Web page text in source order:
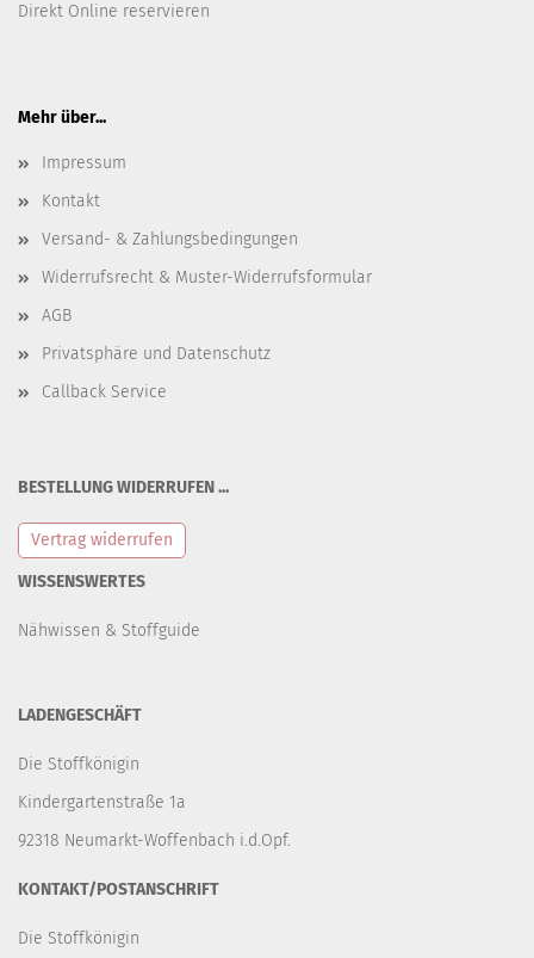
Direkt Online reservieren
Mehr über...
Impressum
Kontakt
Versand- & Zahlungsbedingungen
Widerrufsrecht & Muster-Widerrufsformular
AGB
Privatsphäre und Datenschutz
Callback Service
BESTELLUNG WIDERRUFEN ...
Vertrag widerrufen
WISSENSWERTES
Nähwissen & Stoffguide
LADENGESCHÄFT
Die Stoffkönigin
Kindergartenstraße 1a
92318 Neumarkt-Woffenbach i.d.Opf.
KONTAKT/POSTANSCHRIFT
Die Stoffkönigin